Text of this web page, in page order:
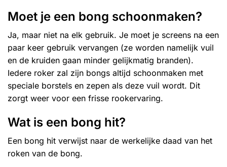
Moet je een bong schoonmaken?
Ja, maar niet na elk gebruik. Je moet je screens na een
paar keer gebruik vervangen (ze worden namelijk vuil
en de kruiden gaan minder gelijkmatig branden).
Iedere roker zal zijn bongs altijd schoonmaken met
speciale borstels en zepen als deze vuil wordt. Dit
zorgt weer voor een frisse rookervaring.
Wat is een bong hit?
Een bong hit verwijst naar de werkelijke daad van het
roken van de bong.